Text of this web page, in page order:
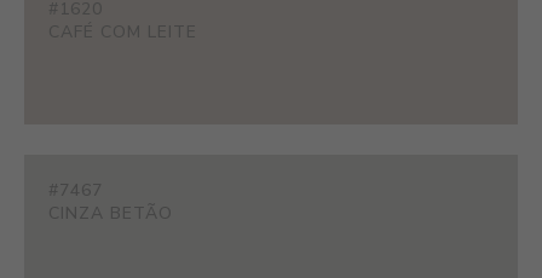
#1620
CAFÉ COM LEITE
#7467
CINZA BETÃO